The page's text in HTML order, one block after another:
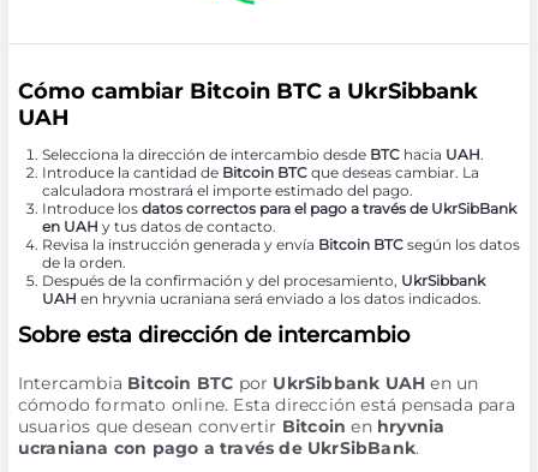
Cómo cambiar Bitcoin BTC a UkrSibbank
UAH
Selecciona la dirección de intercambio desde BTChacia UAH.
Introduce la cantidad de Bitcoin BTCque deseas cambiar. La
calculadora mostrará el importe estimado del pago.
Introduce los datos correctos para el pago a través de UkrSibBank
en UAH y tus datos de contacto.
Revisa la instrucción generada y envía Bitcoin BTCsegún los datos
de la orden.
Después de la confirmación y del procesamiento, UkrSibbank
UAH en hryvnia ucraniana será enviado a los datos indicados.
Sobre esta dirección de intercambio
Intercambia Bitcoin BTC por UkrSibbank UAH en un
cómodo formato online. Esta dirección está pensada para
usuarios que desean convertir Bitcoin en hryvnia
ucraniana con pago a través de UkrSibBank.